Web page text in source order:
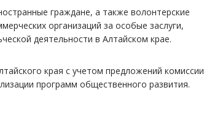
граждане, а также волонтерские
организаций за особые заслуги,
деятельности в Алтайском крае.
края с учетом предложений комиссии
программ общественного развития.